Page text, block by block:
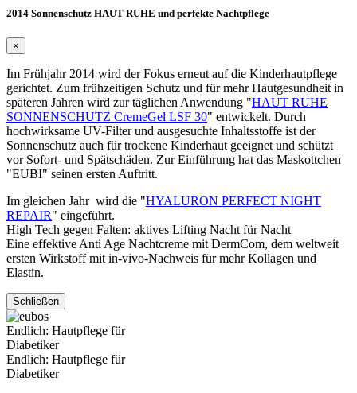
2014 Sonnenschutz HAUT RUHE und perfekte Nachtpflege
×
Im Frühjahr 2014 wird der Fokus erneut auf die Kinderhautpflege
gerichtet. Zum frühzeitigen Schutz und für mehr Hautgesundheit in
späteren Jahren wird zur täglichen Anwendung "HAUT RUHE
SONNENSCHUTZ CremeGel LSF 30" entwickelt. Durch
hochwirksame UV-Filter und ausgesuchte Inhaltsstoffe ist der
Sonnenschutz auch für trockene Kinderhaut geeignet und schützt
vor Sofort- und Spätschäden. Zur Einführung hat das Maskottchen
"EUBI" seinen ersten Auftritt.
Im gleichen Jahr wird die "HYALURON PERFECT NIGHT
REPAIR" eingeführt.
High Tech gegen Falten: aktives Lifting Nacht für Nacht
Eine effektive Anti Age Nachtcreme mit DermCom, dem weltweit
ersten Wirkstoff mit in-vivo-Nachweis für mehr Kollagen und
Elastin.
Schließen
Endlich: Hautpflege für
Diabetiker
Endlich: Hautpflege für
Diabetiker